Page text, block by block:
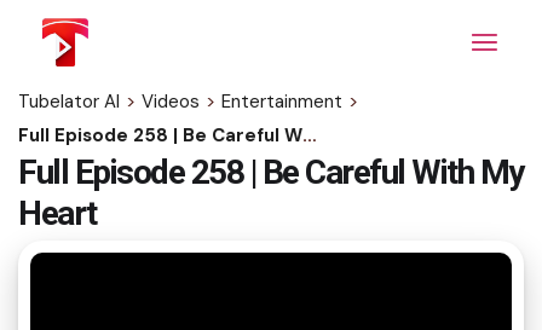
content
Tubelator AI > Videos > Entertainment >
Full Episode 258 | Be Careful With My Heart
Full Episode 258 | Be Careful With My
Heart